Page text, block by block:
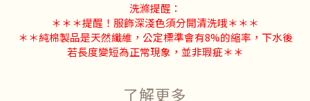
洗滌提醒：
＊＊＊提醒！服飾深淺色須分開清洗哦＊＊＊
＊＊純棉製品是天然纖維，公定標準會有8%的縮率，下水後
若長度變短為正常現象，並非瑕疵＊＊
了解更多